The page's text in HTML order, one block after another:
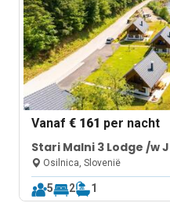
Vanaf€ 161 per nacht
Stari Malni 3 Lodge /w
Osilnica, Slovenië
5 2 1